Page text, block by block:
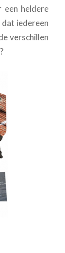
een heldere
iedereen
verschillen